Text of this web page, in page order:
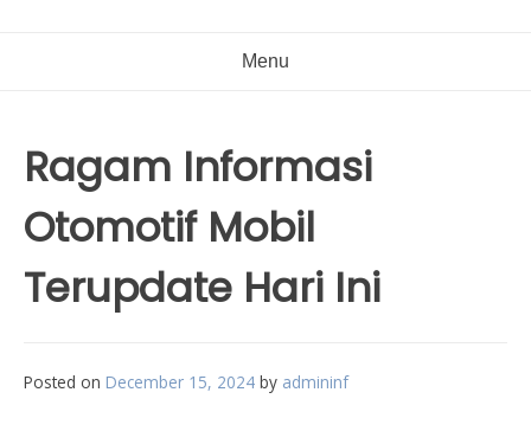
Menu
Ragam Informasi
Otomotif Mobil
Terupdate Hari Ini
Posted on December 15, 2024 by admininf